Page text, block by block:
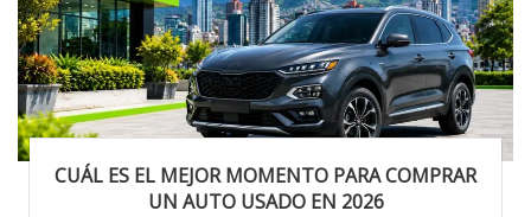
CUÁL ES EL MEJOR MOMENTO PARA COMPRAR
UN AUTO USADO EN 2026